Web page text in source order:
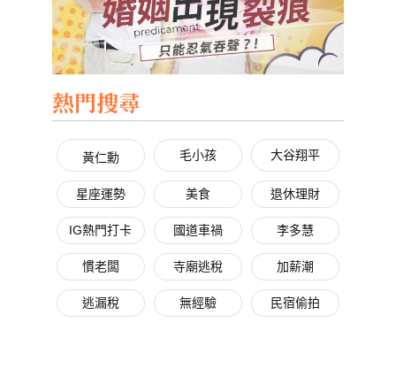
熱門搜尋
黃仁勳 毛小孩 大谷翔平
星座運勢 美食 退休理財
IG熱門打卡 國道車禍 李多慧
慣老闆 寺廟逃稅 加薪潮
逃漏稅 無經驗 民宿偷拍